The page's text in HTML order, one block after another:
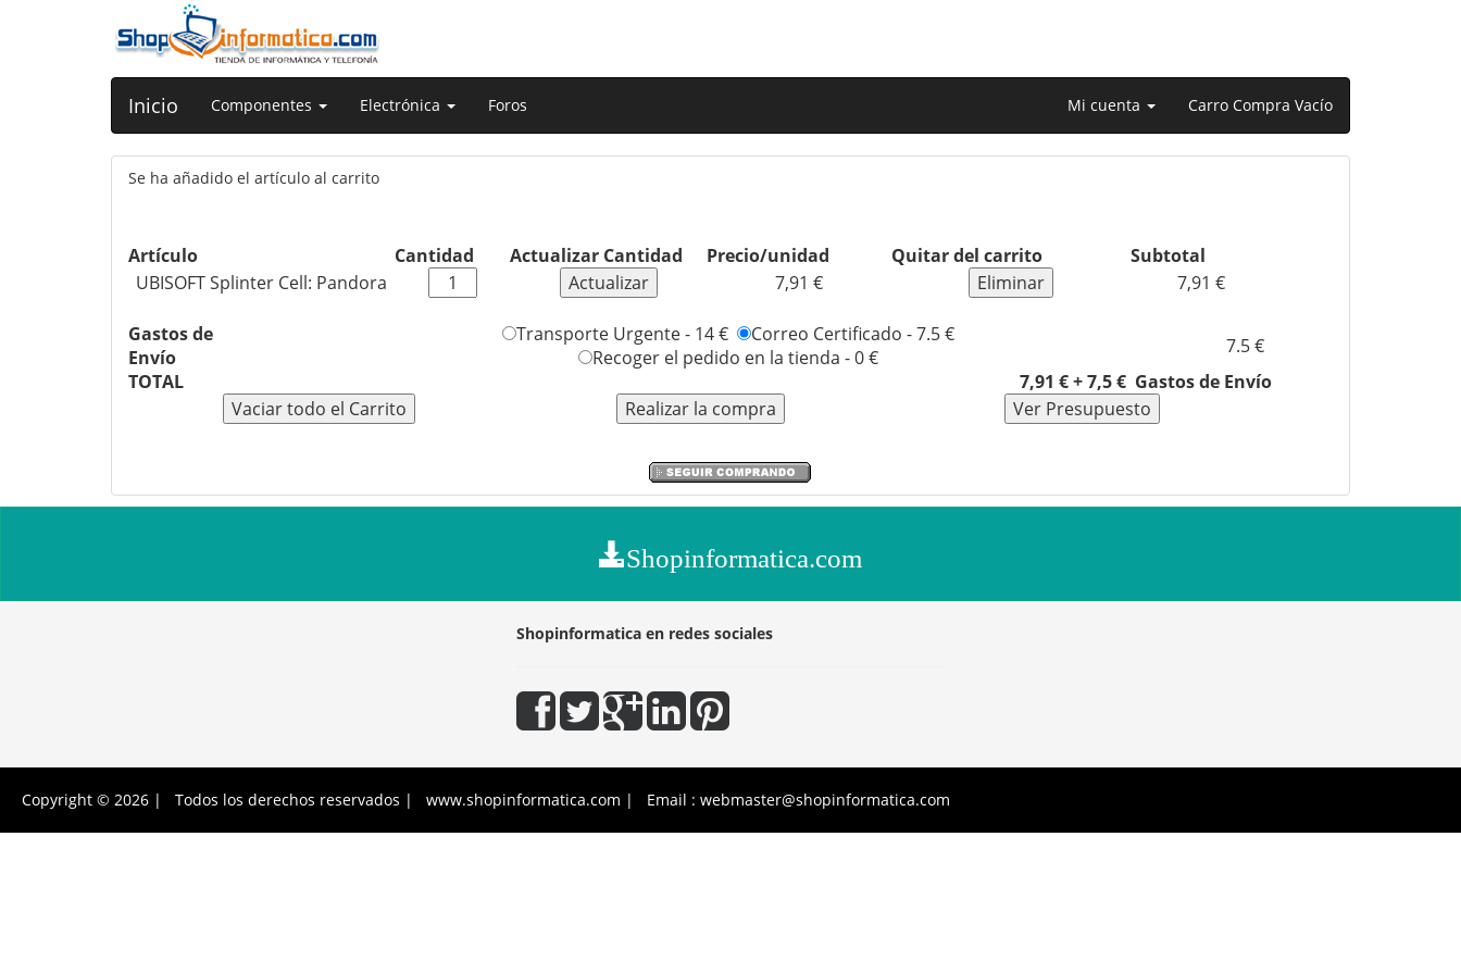
Inicio Componentes Electrónica Foros Mi cuenta Carro Compra Vacío
Se ha añadido el artículo al carrito
Artículo Cantidad Actualizar Cantidad Precio/unidad Quitar del carrito
Subtotal
UBISOFT Splinter Cell: Pandora
7,91 € 7,91 €
Gastos de
Envío
Transporte Urgente - 14 €
Correo Certificado - 7.5 €
Recoger el pedido en la tienda - 0 €
7.5 €
TOTAL
7,91 € + 7,5 € Gastos de Envío
Shopinformatica.com
Shopinformatica en redes sociales
Copyright © 2026 | Todos los derechos reservados | www.shopinformatica.com | Email : webmaster@shopinformatica.com